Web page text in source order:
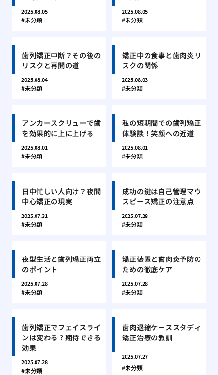
2025.08.05
未分類
2025.08.05
未分類
歯列矯正中断？その後の
リスクと再開の道
2025.08.04
未分類
矯正中の食事と歯肉炎リ
スクの関係
2025.08.03
未分類
アンカースクリューで歯
を効果的に上に上げる
2025.08.01
未分類
私の短期間での歯列矯正
体験談！笑顔への近道
2025.08.01
未分類
日中忙しい人向け？夜間
中心矯正の現実
2025.07.31
未分類
成功の鍵は自己管理マウ
スピース矯正の注意点
2025.07.28
未分類
夜型生活と歯列矯正両立
のポイント
2025.07.28
未分類
矯正装置と歯肉炎予防の
ための徹底ケア
2025.07.28
未分類
歯列矯正でフェイスライ
ンは変わる？期待できる
効果
2025.07.28
未分類
歯肉退縮ケーススタディ
矯正治療の教訓
2025.07.27
未分類